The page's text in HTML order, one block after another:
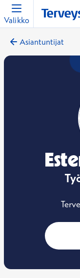
Valikko
Asiantuntijat